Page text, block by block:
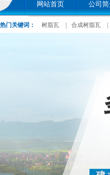
网站首页 公司
热门关键词： 树脂瓦 合成树脂瓦